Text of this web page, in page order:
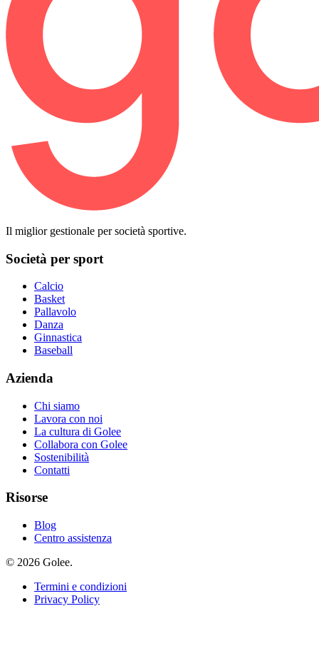
Il miglior gestionale per società sportive.
Società per sport
Calcio
Basket
Pallavolo
Danza
Ginnastica
Baseball
Azienda
Chi siamo
Lavora con noi
La cultura di Golee
Collabora con Golee
Sostenibilità
Contatti
Risorse
Blog
Centro assistenza
© 2026 Golee.
Termini e condizioni
Privacy Policy